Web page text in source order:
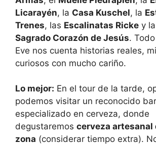
Licarayén, la Casa Kuschel, la
Trenes, las Escalinatas Ricke y la
Sagrado Corazón de Jesús.
Eve nos cuenta historias reales,
curiosos con mucho cariño.
Lo mejor: En el tour de la tarde,
podemos visitar un reconocido bar
especializado en cerveza, donde
degustaremos cerveza artesanal
zona (considerar tiempo extra).